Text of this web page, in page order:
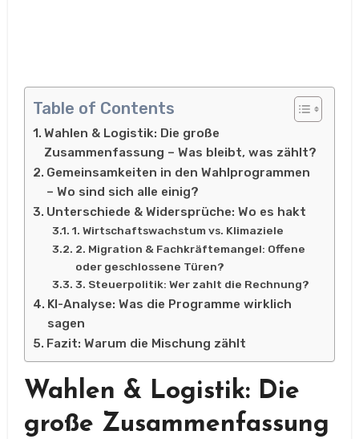
Table of Contents
Wahlen & Logistik: Die große
Zusammenfassung – Was bleibt, was zählt?
Gemeinsamkeiten in den Wahlprogrammen
– Wo sind sich alle einig?
Unterschiede & Widersprüche: Wo es hakt
1. Wirtschaftswachstum vs. Klimaziele
2. Migration & Fachkräftemangel: Offene
oder geschlossene Türen?
3. Steuerpolitik: Wer zahlt die Rechnung?
KI-Analyse: Was die Programme wirklich
sagen
Fazit: Warum die Mischung zählt
Wahlen & Logistik: Die
große Zusammenfassung